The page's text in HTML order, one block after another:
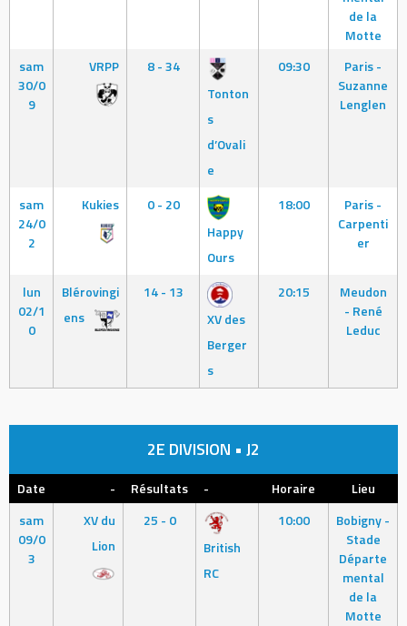
de la
Motte
sam
30/0
9
VRPP
8 - 34
Tonton
s
d’Ovali
e
09:30
Paris -
Suzanne
Lenglen
sam
24/0
2
Kukies
0 - 20
Happy
Ours
18:00
Paris -
Carpenti
er
lun
02/1
0
Blérovingi
ens
14 - 13
XV des
Berger
s
20:15
Meudon
- René
Leduc
2E DIVISION • J2
Date - Résultats - Horaire
Lieu
sam
09/0
3
XV du
Lion
25 - 0
British
RC
10:00
Bobigny -
Stade
Départe
mental
de la
Motte